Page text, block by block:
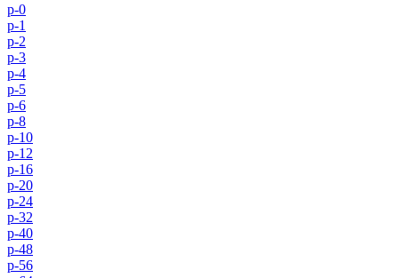
p-0
p-1
p-2
p-3
p-4
p-5
p-6
p-8
p-10
p-12
p-16
p-20
p-24
p-32
p-40
p-48
p-56